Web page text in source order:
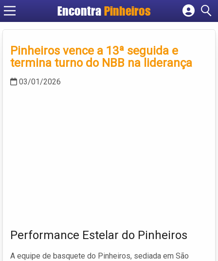
EncontraPinheiros
Cadastrar empresa
Criar conta
Pinheiros vence a 13ª seguida e
termina turno do NBB na liderança
03/01/2026
Performance Estelar do Pinheiros
A equipe de basquete do Pinheiros, sediada em São